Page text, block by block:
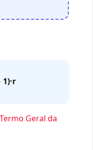
1)·r
Termo Geral da